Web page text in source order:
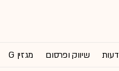
דעות שיווק ופרסום מגזין G